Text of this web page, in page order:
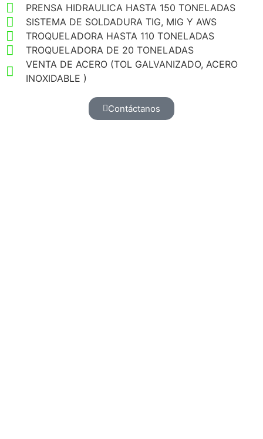
PRENSA HIDRAULICA HASTA 150 TONELADAS
SISTEMA DE SOLDADURA TIG, MIG Y AWS
TROQUELADORA HASTA 110 TONELADAS
TROQUELADORA DE 20 TONELADAS
VENTA DE ACERO (TOL GALVANIZADO, ACERO
INOXIDABLE )
Contáctanos